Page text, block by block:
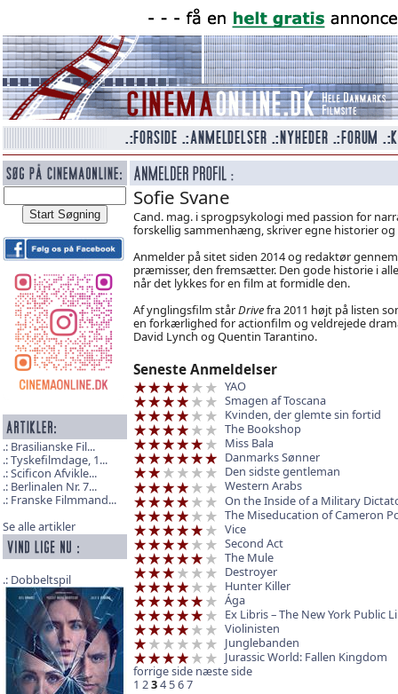
Brasilianske Fil...
Tyskefilmdage, 1...
Scificon Afvikle...
Berlinalen Nr. 7...
Franske Filmmand...
Se alle artikler
Dobbeltspil
Sofie Svane
Cand. mag. i sprogpsykologi med passion for
forskellig sammenhæng, skriver egne historier
Anmelder på sitet siden 2014 og redaktør
præmisser, den fremsætter. Den gode historie i
når det lykkes for en film at formidle den.
Af ynglingsfilm stårDrivefra 2011 højt på listen
en forkærlighed for actionfilm og veldrejede
David Lynch og Quentin Tarantino.
Seneste Anmeldelser
YAO
Smagen af Toscana
Kvinden, der glemte sin fortid
The Bookshop
Miss Bala
Danmarks Sønner
Den sidste gentleman
Western Arabs
On the Inside of a Military
The Miseducation of Cameron
Vice
Second Act
The Mule
Destroyer
Hunter Killer
Ága
Ex Libris – The New York Public
Violinisten
Junglebanden
Jurassic World: Fallen Kingdom
forrige side næste side
1 234 567